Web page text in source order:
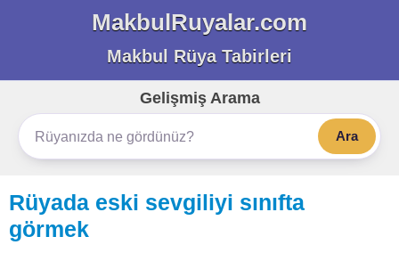
MakbulRuyalar.com
Makbul Rüya Tabirleri
Gelişmiş Arama
Ara
Rüyada eski sevgiliyi sınıfta
görmek